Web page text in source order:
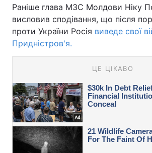
Раніше глава МЗС Молдови Ніку
висловив сподівання, що після
проти України Росія виведе свої
Придністров'я.